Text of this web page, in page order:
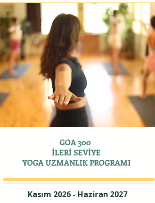
GOA 300
İLERİ SEVİYE
YOGA UZMANLIK PROGRAMI
Kasım 2026 - Haziran 2027